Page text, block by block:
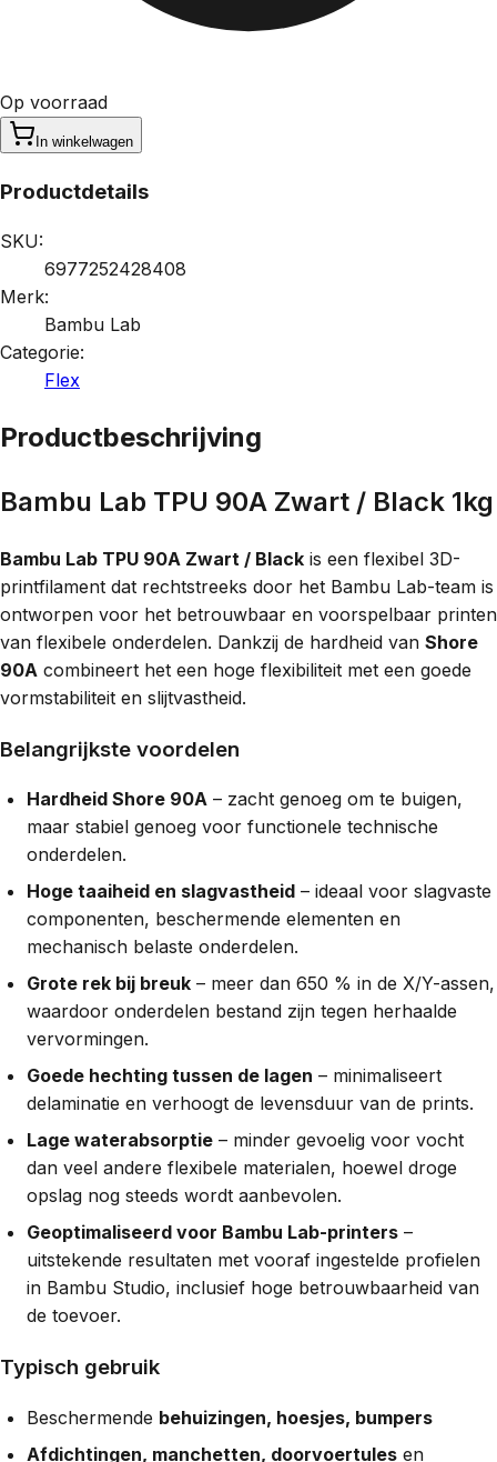
Op voorraad
In winkelwagen
Productdetails
SKU:
6977252428408
Merk:
Bambu Lab
Categorie:
Flex
Productbeschrijving
Bambu Lab TPU 90A Zwart / Black 1kg
Bambu Lab TPU 90A Zwart / Black is een flexibel 3D-
printfilament dat rechtstreeks door het Bambu Lab-team is
ontworpen voor het betrouwbaar en voorspelbaar printen
van flexibele onderdelen. Dankzij de hardheid van Shore
90A combineert het een hoge flexibiliteit met een goede
vormstabiliteit en slijtvastheid.
Belangrijkste voordelen
Hardheid Shore 90A – zacht genoeg om te buigen,
maar stabiel genoeg voor functionele technische
onderdelen.
Hoge taaiheid en slagvastheid – ideaal voor slagvaste
componenten, beschermende elementen en
mechanisch belaste onderdelen.
Grote rek bij breuk – meer dan 650 % in de X/Y-assen,
waardoor onderdelen bestand zijn tegen herhaalde
vervormingen.
Goede hechting tussen de lagen – minimaliseert
delaminatie en verhoogt de levensduur van de prints.
Lage waterabsorptie – minder gevoelig voor vocht
dan veel andere flexibele materialen, hoewel droge
opslag nog steeds wordt aanbevolen.
Geoptimaliseerd voor Bambu Lab-printers –
uitstekende resultaten met vooraf ingestelde profielen
in Bambu Studio, inclusief hoge betrouwbaarheid van
de toevoer.
Typisch gebruik
Beschermende behuizingen, hoesjes, bumpers
Afdichtingen, manchetten, doorvoertules en